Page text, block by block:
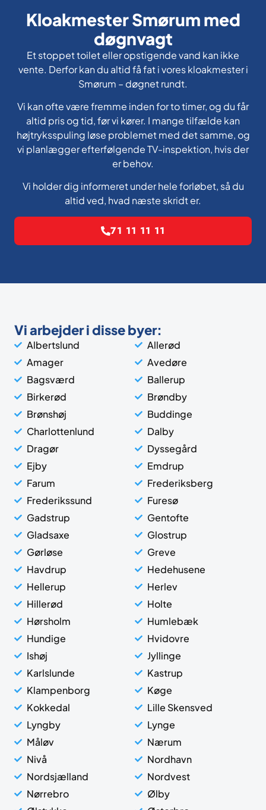
Kloakmester Smørum med
døgnvagt
Et stoppet toilet eller opstigende vand kan ikke
vente. Derfor kan du altid få fat i vores kloakmester i
Smørum – døgnet rundt.
Vi kan ofte være fremme inden for to timer, og du får
altid pris og tid, før vi kører. I mange tilfælde kan
højtryksspuling løse problemet med det samme, og
vi planlægger efterfølgende TV-inspektion, hvis der
er behov.
Vi holder dig informeret under hele forløbet, så du
altid ved, hvad næste skridt er.
71 11 11 11
Vi arbejder i disse byer:
Albertslund
Allerød
Amager
Avedøre
Bagsværd
Ballerup
Birkerød
Brøndby
Brønshøj
Buddinge
Charlottenlund
Dalby
Dragør
Dyssegård
Ejby
Emdrup
Farum
Frederiksberg
Frederikssund
Furesø
Gadstrup
Gentofte
Gladsaxe
Glostrup
Gørløse
Greve
Havdrup
Hedehusene
Hellerup
Herlev
Hillerød
Holte
Hørsholm
Humlebæk
Hundige
Hvidovre
Ishøj
Jyllinge
Karlslunde
Kastrup
Klampenborg
Køge
Kokkedal
Lille Skensved
Lyngby
Lynge
Måløv
Nærum
Nivå
Nordhavn
Nordsjælland
Nordvest
Nørrebro
Ølby